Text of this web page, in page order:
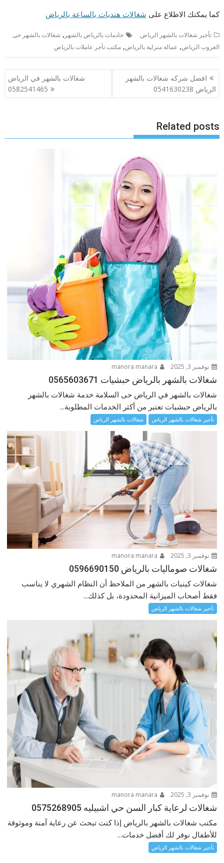
كما يمكنك الاطلاع على شغالات هنديات بالساعة بالرياض
تأجير شغالات بالشهر الرياض خادمات بالرياض بالشهر , شغالات بالشهر حى
الغروب الرياض, عمالة منزلية بالرياض,مكتب تأجر عاملات بالرياض
تصفّح
المقالات
افضل شركه شغالات بالشهر
الرياض 0541630238
شغالات بالشهر في الرياض
0582541465
Related posts
نوفمبر 3, 2025
شغالات بالشهر بالرياض حبشيات 0565603671
شغالات بالشهر في الرياض حى السلامة خدمة شغالات بالشهر
بالرياض حبشيات تعتبر من أكثر الخدمات المطلوبة...
تأجير شغالات بالشهر الرياض شغالات بالشهر الرياض
نوفمبر 3, 2025
شغالات صوماليات بالرياض 0596690150
شغالات كينيات بالشهر من الملاحظ أن النظام الشهري لا يناسب
فقط أصحاب الميزانية المحدودة، بل كذلك...
تأجير شغالات بالشهر الرياض
نوفمبر 3, 2025
شغالات لرعاية كبار السن حي اشبيليه 0575268905
مكتب شغالات بالشهر بالرياض إذا كنت تبحث عن رعاية آمنة وموثوقة
للأطفال نوفر لك أفضل خدمات...
تأجير شغالات بالشهر الرياض